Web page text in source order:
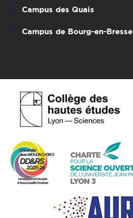
Campus des Quais
Campus de Bourg-en-Bresse